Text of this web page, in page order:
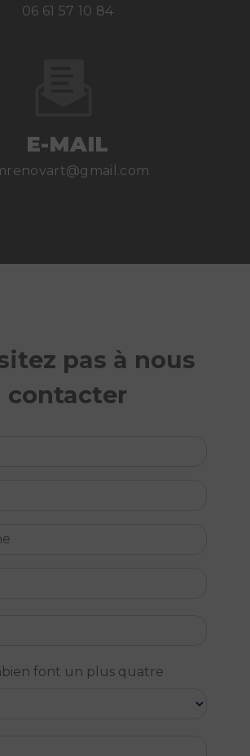
06 61 57 10 84
E-MAIL
pas à nous
contacter
font un plus quatre